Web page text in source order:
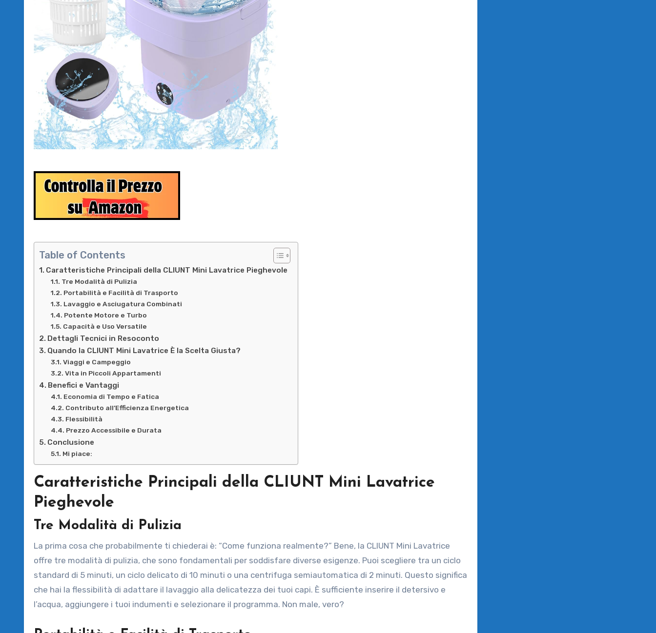
Table of Contents
Caratteristiche Principali della CLIUNT Mini Lavatrice Pieghevole
Tre Modalità di Pulizia
Portabilità e Facilità di Trasporto
Lavaggio e Asciugatura Combinati
Potente Motore e Turbo
Capacità e Uso Versatile
Dettagli Tecnici in Resoconto
Quando la CLIUNT Mini Lavatrice È la Scelta Giusta?
Viaggi e Campeggio
Vita in Piccoli Appartamenti
Benefici e Vantaggi
Economia di Tempo e Fatica
Contributo all’Efficienza Energetica
Flessibilità
Prezzo Accessibile e Durata
Conclusione
Mi piace:
Caratteristiche Principali della CLIUNT Mini Lavatrice
Pieghevole
Tre Modalità di Pulizia
La prima cosa che probabilmente ti chiederai è: “Come funziona realmente?” Bene, la CLIUNT Mini Lavatrice
offre tre modalità di pulizia, che sono fondamentali per soddisfare diverse esigenze. Puoi scegliere tra un ciclo
standard di 5 minuti, un ciclo delicato di 10 minuti o una centrifuga semiautomatica di 2 minuti. Questo significa
che hai la flessibilità di adattare il lavaggio alla delicatezza dei tuoi capi. È sufficiente inserire il detersivo e
l’acqua, aggiungere i tuoi indumenti e selezionare il programma. Non male, vero?